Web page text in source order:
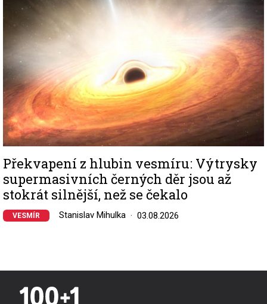
Překvapení z hlubin vesmíru: Výtrysky
supermasivních černých děr jsou až
stokrát silnější, než se čekalo
VESMÍR Stanislav Mihulka 03.08.2026